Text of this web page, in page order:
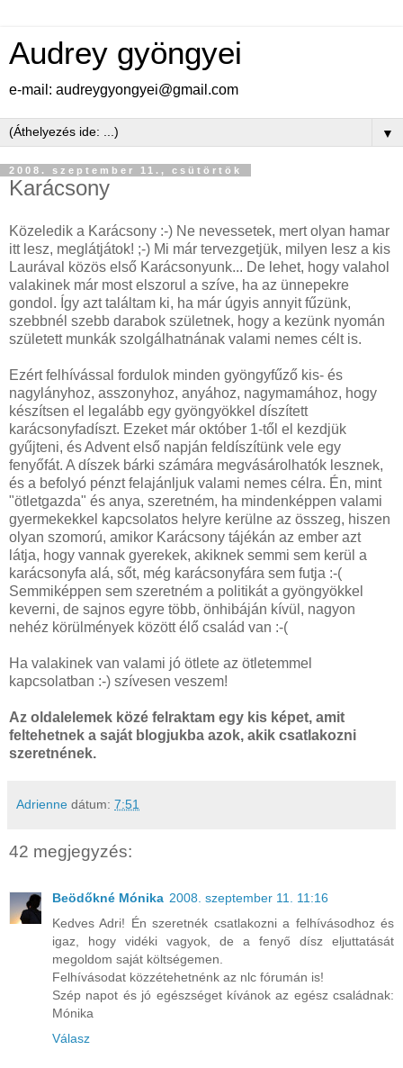
Audrey gyöngyei
e-mail: audreygyongyei@gmail.com
▼
2008. szeptember 11., csütörtök
Karácsony
Közeledik a Karácsony :-) Ne nevessetek, mert olyan hamar
itt lesz, meglátjátok! ;-) Mi már tervezgetjük, milyen lesz a kis
Laurával közös első Karácsonyunk... De lehet, hogy valahol
valakinek már most elszorul a szíve, ha az ünnepekre
gondol. Így azt találtam ki, ha már úgyis annyit fűzünk,
szebbnél szebb darabok születnek, hogy a kezünk nyomán
született munkák szolgálhatnának valami nemes célt is.
Ezért felhívással fordulok minden gyöngyfűző kis- és
nagylányhoz, asszonyhoz, anyához, nagymamához, hogy
készítsen el legalább egy gyöngyökkel díszített
karácsonyfadíszt. Ezeket már október 1-től el kezdjük
gyűjteni, és Advent első napján feldíszítünk vele egy
fenyőfát. A díszek bárki számára megvásárolhatók lesznek,
és a befolyó pénzt felajánljuk valami nemes célra. Én, mint
"ötletgazda" és anya, szeretném, ha mindenképpen valami
gyermekekkel kapcsolatos helyre kerülne az összeg, hiszen
olyan szomorú, amikor Karácsony tájékán az ember azt
látja, hogy vannak gyerekek, akiknek semmi sem kerül a
karácsonyfa alá, sőt, még karácsonyfára sem futja :-(
Semmiképpen sem szeretném a politikát a gyöngyökkel
keverni, de sajnos egyre több, önhibáján kívül, nagyon
nehéz körülmények között élő család van :-(
Ha valakinek van valami jó ötlete az ötletemmel
kapcsolatban :-) szívesen veszem!
Az oldalelemek közé felraktam egy kis képet, amit
feltehetnek a saját blogjukba azok, akik csatlakozni
szeretnének.
Adrienne dátum: 7:51
42 megjegyzés:
Beödőkné Mónika 2008. szeptember 11. 11:16
Kedves Adri! Én szeretnék csatlakozni a felhívásodhoz és
igaz, hogy vidéki vagyok, de a fenyő dísz eljuttatását
megoldom saját költségemen.
Felhívásodat közzétehetnénk az nlc fórumán is!
Szép napot és jó egészséget kívánok az egész családnak:
Mónika
Válasz